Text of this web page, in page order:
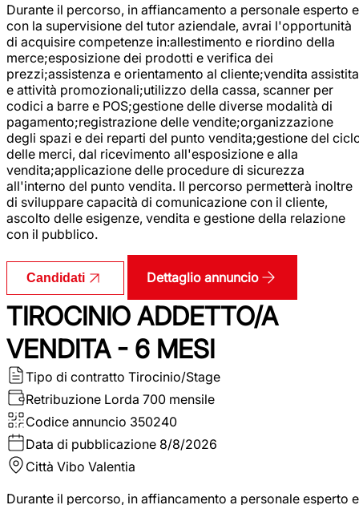
Durante il percorso, in affiancamento a personale esperto e
con la supervisione del tutor aziendale, avrai l'opportunità
di acquisire competenze in:allestimento e riordino della
merce;esposizione dei prodotti e verifica dei
prezzi;assistenza e orientamento al cliente;vendita assistita
e attività promozionali;utilizzo della cassa, scanner per
codici a barre e POS;gestione delle diverse modalità di
pagamento;registrazione delle vendite;organizzazione
degli spazi e dei reparti del punto vendita;gestione del
delle merci, dal ricevimento all'esposizione e alla
vendita;applicazione delle procedure di sicurezza
all'interno del punto vendita. Il percorso permetterà inoltre
di sviluppare capacità di comunicazione con il cliente,
ascolto delle esigenze, vendita e gestione della relazione
con il pubblico.
Candidati Dettaglio annuncio
TIROCINIO ADDETTO/A
VENDITA - 6 MESI
Tipo di contratto Tirocinio/Stage
Retribuzione Lorda 700 mensile
Codice annuncio 350240
Data di pubblicazione 8/8/2026
Città Vibo Valentia
Durante il percorso, in affiancamento a personale esperto e